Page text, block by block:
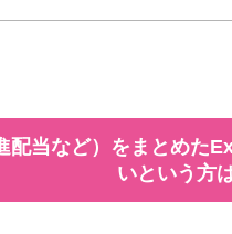
配当など）をまとめた
いという方